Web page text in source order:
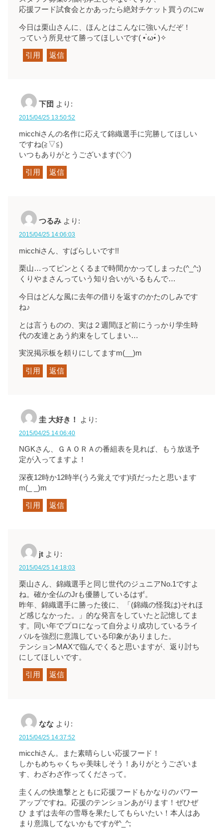
応援フード試食会とかあったら絶対チケット買うのにw
今日は栗山さんに、ほんとはこんなに強いんだぞ！
っていう所見せて勝ってほしいです( • ̀ω•́ )✧
引用 返信
下団 より:
2015/04/25 13:50:52
micchiさんの名作に応えて錦織選手に完勝してほしい
ですね(≧▽≦)
いつもありがとうございます(‘◇’)ゞ
引用 返信
つるみ より:
2015/04/25 14:06:03
micchiさん、すばらしいです!!
栗山…ってピンとくるまで時間かかってしまった(^_^;)
くりやまさんっていう知り合いがいるもんで…
今日はどんな風に去年の借りを返すのかたのしみです
ね♪
とは言うものの、実は２週間ほど前にうっかり学生時
代の友達とあう約束をしてしまい…
実況掲示板を頼りにしてますm(__)m
引用 返信
圭 大好き！ より:
2015/04/25 14:06:40
NGKさん、ＧＡＯＲＡの番組表を見れば、もう放送予
定が入ってますよ！
深夜12時か12時半(うろ覚えです)頃だったと思います
m(_ _)m
引用 返信
jt より:
2015/04/25 14:18:03
栗山さん、錦織選手と同じ世代のジュニアNo.1ですよ
ね。確か全仏のJrも優勝しているはず。
昨年、錦織選手に勝った後に、「(錦織の怪我は)それほ
ど感じなかった。」的な発言をしていたと記憶してま
す。同い年でプロになって自分より成功しているライ
バルを強烈に意識している印象がありました。
テンションMAXで臨んでくると思いますが、返り討ち
にしてほしいです。
引用 返信
なな より:
2015/04/25 14:37:52
micchiさん。また素晴らしい応援フード！
しかもめちゃくちゃ美味しそう！ありがとうございま
す、わざわざ作ってくださって。
圭くんの快進撃とともに応援フードもかなりのパワー
アップですね。応援のテンションあがります！ぜひぜ
ひ まずは去年の雪辱を果たしてもらいたい！本人はあ
まり意識してないかもですがf^_^;